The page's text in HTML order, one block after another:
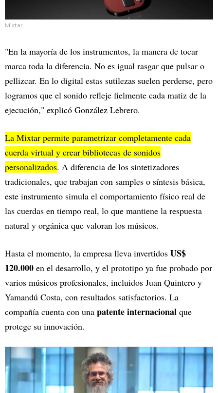
Mixtar.
"En la mayoría de los instrumentos, la manera de tocar
marca toda la diferencia. No es igual rasgar que pulsar o
pellizcar. En lo digital estas sutilezas suelen perderse, pero
logramos que el sonido refleje fielmente cada matiz de la
ejecución," explicó González Lebrero.
La Mixtar permite parametrizar completamente cada
cuerda virtual y crear bibliotecas de sonidos
personalizados. A diferencia de los sintetizadores
tradicionales, que trabajan con samples o síntesis básica,
este instrumento simula el comportamiento físico real de
las cuerdas en tiempo real, lo que mantiene la respuesta
natural y orgánica que valoran los músicos.
Hasta el momento, la empresa lleva invertidos US$
120.000 en el desarrollo, y el prototipo ya fue probado por
varios músicos profesionales, incluidos Juan Quintero y
Yamandú Costa, con resultados satisfactorios. La
compañía cuenta con una patente internacional que
protege su innovación.